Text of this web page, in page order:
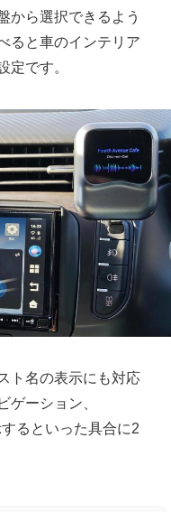
から選択できるよう
ると車のインテリア
定です。
ト名の表示にも対応
ゲーション、
るといった具合に2